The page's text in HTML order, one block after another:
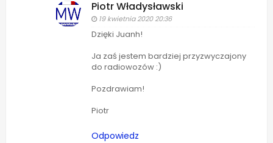
Piotr Władysławski
19 kwietnia 2020 20:36
Dzięki Juanh!
Ja zaś jestem bardziej przyzwyczajony
do radiowozów :)
Pozdrawiam!
Piotr
Odpowiedz